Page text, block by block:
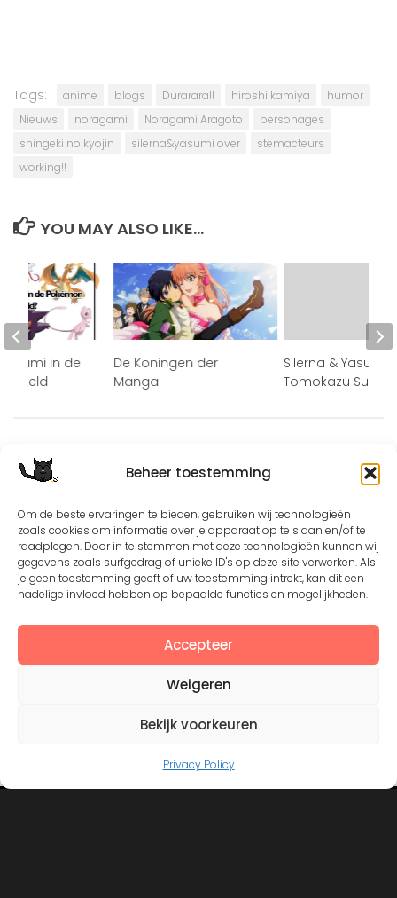
Beheer toestemming
Om de beste ervaringen te bieden, gebruiken wij technologieën
zoals cookies om informatie over je apparaat op te slaan en/of te
raadplegen. Door in te stemmen met deze technologieën kunnen wij
gegevens zoals surfgedrag of unieke ID's op deze site verwerken. Als
je geen toestemming geeft of uw toestemming intrekt, kan dit een
nadelige invloed hebben op bepaalde functies en mogelijkheden.
Accepteer
Weigeren
Bekijk voorkeuren
Privacy Policy
Tags: anime blogs Durarara!! hiroshi kamiya
humor
Nieuws
noragami Noragami Aragoto
personages
shingeki no kyojin
silerna&yasumi over
stemacteurs
working!!
YOU MAY ALSO LIKE...
De Koningen der
Manga
Silerna & Yasumi
Tomokazu Sugita
in de
wereld
Except where otherwise noted, the content by©Silerna
is licensed under aCreative Commons Attribution-
NonCommercial-ShareAlike 4.0 InternationalLicense.
View on Instagram